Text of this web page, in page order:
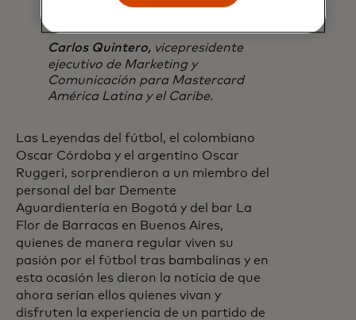
Carlos Quintero, vicepresidente
ejecutivo de Marketing y
Comunicación para Mastercard
América Latina y el Caribe.
Las Leyendas del fútbol, el colombiano
Oscar Córdoba y el argentino Oscar
Ruggeri, sorprendieron a un miembro del
personal del bar Demente
Aguardientería en Bogotá y del bar La
Flor de Barracas en Buenos Aires,
quienes de manera regular viven su
pasión por el fútbol tras bambalinas y en
esta ocasión les dieron la noticia de que
ahora serían ellos quienes vivan y
disfruten la experiencia de un partido de